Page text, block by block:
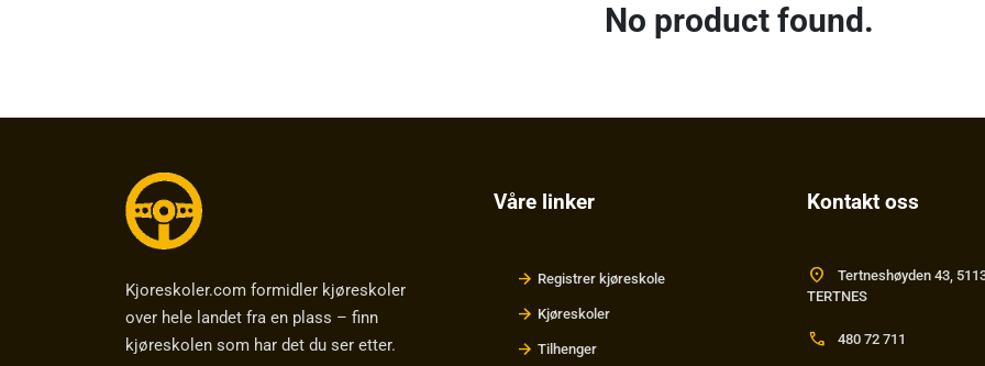
No product found.
Kjoreskoler.com formidler kjøreskoler
over hele landet fra en plass – finn
kjøreskolen som har det du ser etter.
Våre linker
Registrer kjøreskole
Kjøreskoler
Tilhenger
Kontakt oss
location_on
Tertneshøyden 43,
TERTNES
call 480 72 711